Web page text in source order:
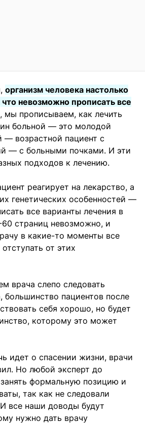
организм человека настолько
невозможно прописать все
мы прописываем, как лечить
больной — это молодой
— возрастной пациент с
— с больными почками. И эти
подходов к лечению.
реагирует на лекарство, а
генетических особенностей —
все варианты лечения в
страниц невозможно, и
в какие-то моменты все
от этих
врача слепо следовать
большинство пациентов после
себя хорошо, но будет
которому это может
идет о спасении жизни, врачи
Но любой эксперт до
формальную позицию и
так как не следовали
все наши доводы будут
нужно дать врачу